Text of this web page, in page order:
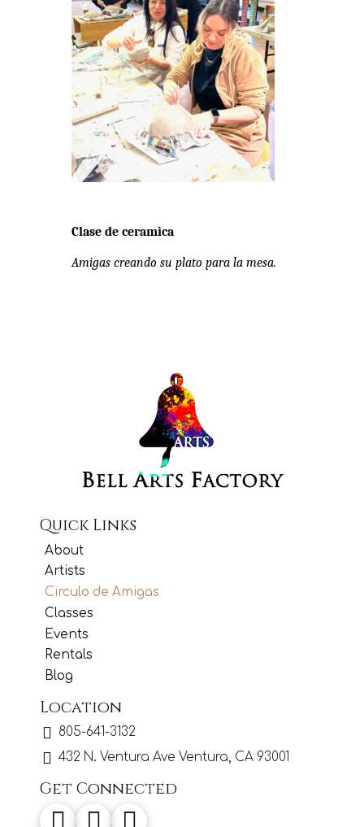
Clase de ceramica
Amigas creando su plato para la mesa.
Quick Links
About
Artists
Circulo de Amigas
Classes
Events
Rentals
Blog
Location
805-641-3132
432 N. Ventura Ave Ventura, CA 93001
Get Connected